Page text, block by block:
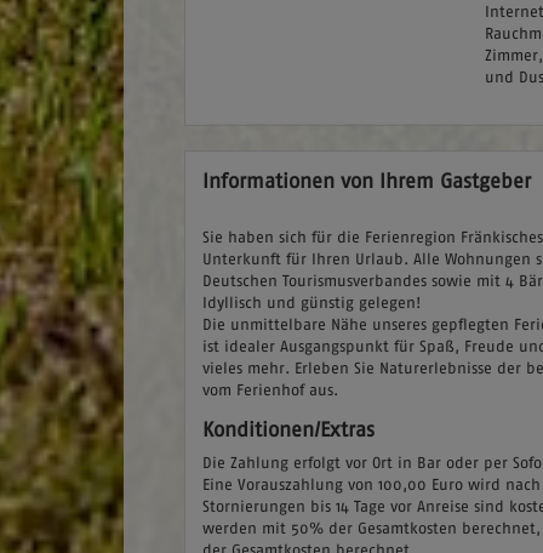
und
Informationen von Ihrem Gastgeber
Sie haben sich für die Ferienregion
Unterkunft für Ihren Urlaub. Alle Wohnungen
Deutschen Tourismusverbandes sowie mit 4
Idyllisch und günstig gelegen!
Die unmittelbare Nähe unseres gepflegten
ist idealer Ausgangspunkt für Spaß, Freude
vieles mehr. Erleben Sie Naturerlebnisse der
vom Ferienhof aus.
Konditionen/Extras
Die Zahlung erfolgt vor Ort in Bar oder per
Eine Vorauszahlung von 100,00 Euro wird
Stornierungen bis 14 Tage vor Anreise sind
werden mit 50% der Gesamtkosten